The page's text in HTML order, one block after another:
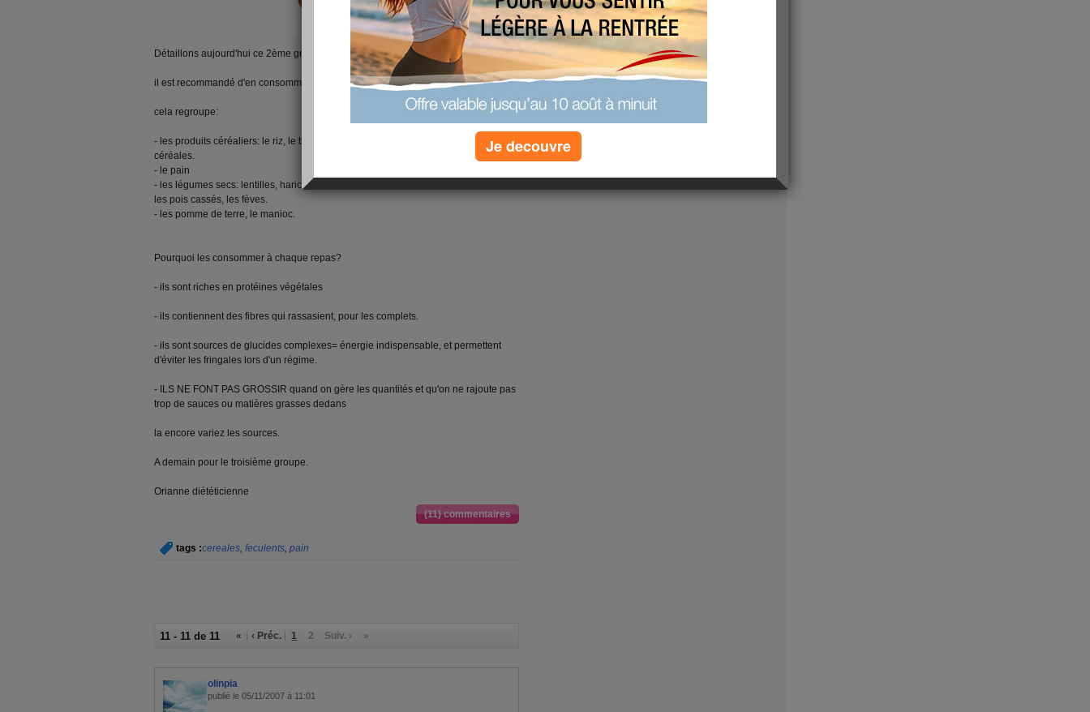
Détaillons aujourd'hui ce 2ème groupe d'aliments
il est recommandé d'en consommer à chaque repas et selon votre appétit.
cela regroupe:
- les produits céréaliers: le riz, le blé, les semoules, les pâtes, les farines et
céréales.
- le pain
- les légumes secs: lentilles, haricots blancs,rouges, flageolets, les pois chiches,
les pois cassés, les fèves.
- les pomme de terre, le manioc.
Pourquoi les consommer à chaque repas?
- ils sont riches en protéines végétales
- ils contiennent des fibres qui rassasient, pour les complets.
- ils sont sources de glucides complexes= énergie indispensable, et permettent
d'éviter les fringales lors d'un régime.
- ILS NE FONT PAS GROSSIR quand on gère les quantités et qu'on ne rajoute pas
trop de sauces ou matières grasses dedans
la encore variez les sources.
A demain pour le troisième groupe.
Orianne diététicienne
(11) commentaires
tags :cereales, feculents, pain
11 - 11 de 11 « ‹ Préc. 1 2 Suiv. › »
olinpia
publié le 05/11/2007 à 11:01
Je decouvre